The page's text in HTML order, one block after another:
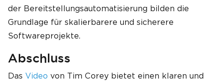
der Bereitstellungsautomatisierung bilden die
Grundlage für skalierbarere und sicherere
Softwareprojekte.
Abschluss
Das Video von Tim Corey bietet einen klaren und